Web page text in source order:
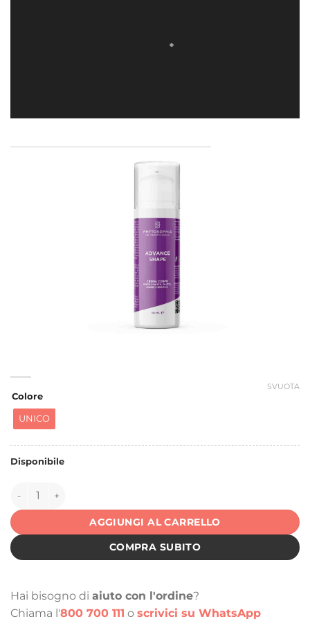
Colore
UNICO
SVUOTA
Disponibile
145760 quantità
AGGIUNGI AL CARRELLO
COMPRA SUBITO
Hai bisogno di aiuto con l'ordine?
Chiama l'800 700 111 o scrivici su WhatsApp